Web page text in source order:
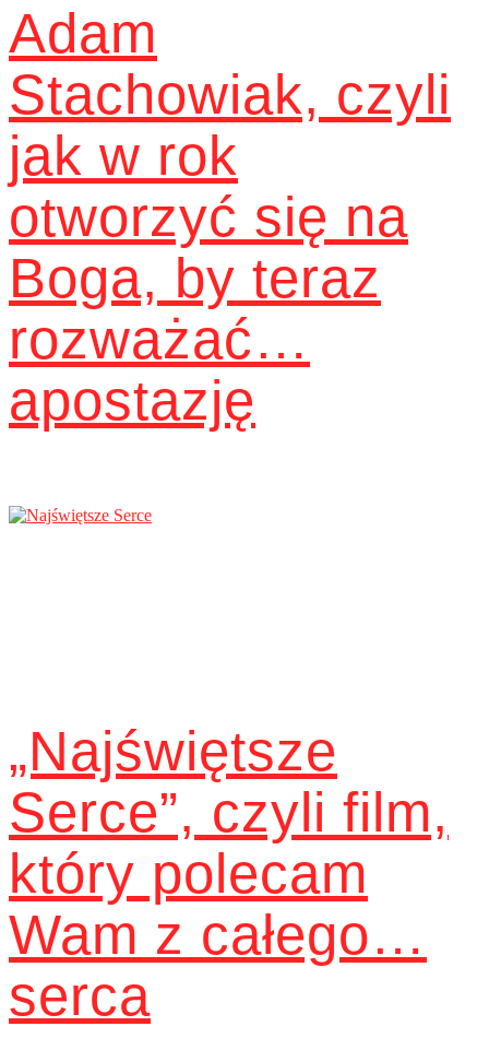
Adam
Stachowiak, czyli
jak w rok
otworzyć się na
Boga, by teraz
rozważać…
apostazję
„Najświętsze
Serce”, czyli film,
który polecam
Wam z całego…
serca